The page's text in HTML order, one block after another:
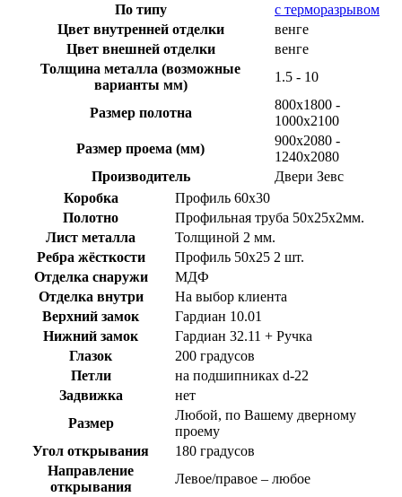
По типу
с терморазрывом
Цвет внутренней отделки
венге
Цвет внешней отделки
венге
Толщина металла (возможные
варианты мм)
1.5 - 10
Размер полотна
800x1800 -
1000x2100
Размер проема (мм)
900х2080 -
1240х2080
Производитель
Двери Зевс
Коробка
Профиль 60х30
Полотно
Профильная труба 50х25х2мм.
Лист металла
Толщиной 2 мм.
Ребра жёсткости
Профиль 50х25 2 шт.
Отделка снаружи
МДФ
Отделка внутри
На выбор клиента
Верхний замок
Гардиан 10.01
Нижний замок
Гардиан 32.11 + Ручка
Глазок
200 градусов
Петли
на подшипниках d-22
Задвижка
нет
Размер
Любой, по Вашему дверному
проему
Угол открывания
180 градусов
Направление
открывания
Левое/правое – любое